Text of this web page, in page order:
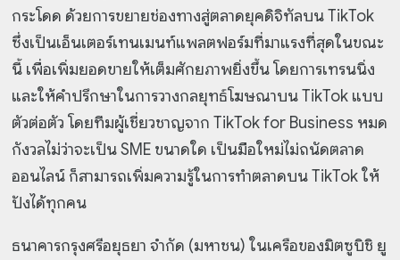
กระโดด ด้วยการขยายช่องทางสู่ตลาดยุคดิจิทัลบน TikTok
ซึ่งเป็นเอ็นเตอร์เทนเมนท์แพลตฟอร์มที่มาแรงที่สุดในขณะ
นี้ เพื่อเพิ่มยอดขายให้เต็มศักยภาพยิ่งขึ้น โดยการเทรนนิ่ง
และให้คำปรึกษาในการวางกลยุทธ์โฆษณาบน TikTok แบบ
ตัวต่อตัว โดยทีมผู้เชี่ยวชาญจาก TikTok for Business หมด
กังวลไม่ว่าจะเป็น SME ขนาดใด เป็นมือใหม่ไม่ถนัดตลาด
ออนไลน์ ก็สามารถเพิ่มความรู้ในการทำตลาดบน TikTok ให้
ปังได้ทุกคน
ธนาคารกรุงศรีอยุธยา จำกัด (มหาชน) ในเครือของมิตซูบิชิ ยู